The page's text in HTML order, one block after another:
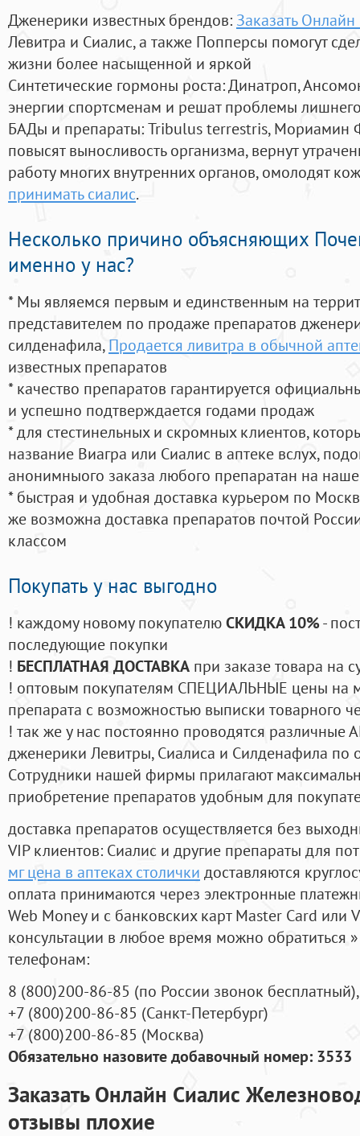
Дженерики известных брендов: Заказать
Левитра и Сиалис, а также Попперсы помогут
жизни более насыщенной и яркой
Синтетические гормоны роста: Динатроп,
энергии спортсменам и решат проблемы
БАДы и препараты:Tribulus terrestris, Мориамин
повысят выносливость организма, вернут
работу многих внутренних органов, омолодят
принимать сиалис.
Несколько причино объясняющих
именно у нас?
* Мы являемся первым и единственным на
представителем по продаже препаратов
силденафила, Продается ливитра в обычной
известных препаратов
* качество препаратов гарантируется
и успешно подтверждается годами продаж
* для стестинельных и скромных клиентов,
название Виагра или Сиалис в аптеке вслух,
анонимныого заказа любого препаратан на
* быстрая и удобная доставка курьером по
же возможна доставка препаратов почтой
классом
Покупать у нас выгодно
! каждому новому покупателюСКИДКА 10%-
последующие покупки
! БЕСПЛАТНАЯ ДОСТАВКА при заказе товара на
! оптовым покупателям СПЕЦИАЛЬНЫЕ цены на
препарата с возможностью выписки товарного
! так же у нас постоянно проводятся
дженерики Левитры, Сиалиса и Силденафила по
Cотрудники нашей фирмы прилагают
приобретение препаратов удобным для
доставка препаратов осуществляется без
VIP клиентов: Сиалис и другие препараты для
мг цена в аптеках столички доставляются
оплата принимаются через электронные
Web Money и с банковских карт Master Card или
консультации в любое время можно обратиться
телефонам:
8 (800)200-86-85 (по России звонок бесплатный),
+7 (800)200-86-85 (Санкт-Петербург)
+7 (800)200-86-85 (Москва)
Обязательно назовите добавочный номер: 3533
Заказать Онлайн Сиалис
отзывы плохие